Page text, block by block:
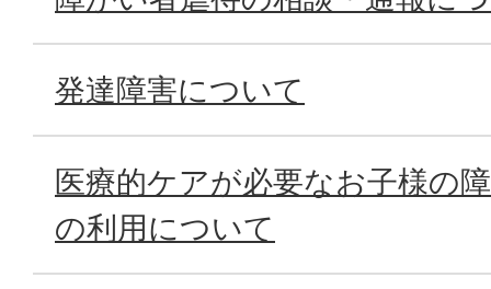
発達障害について
医療的ケアが必要なお子様の
の利用について